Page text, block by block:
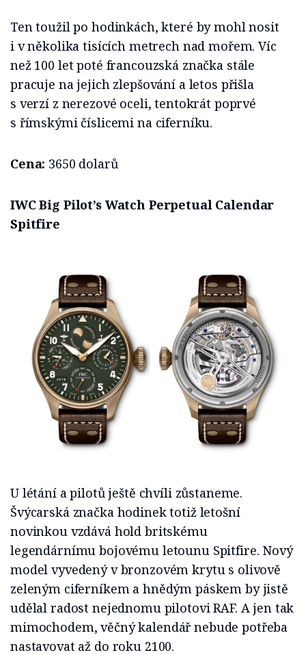
Ten toužil po hodinkách, které by mohl nosit
i v několika tisících metrech nad mořem. Víc
než 100 let poté francouzská značka stále
pracuje na jejich zlepšování a letos přišla
s verzí z nerezové oceli, tentokrát poprvé
s římskými číslicemi na ciferníku.
Cena: 3650 dolarů
IWC Big Pilot’s Watch Perpetual Calendar
Spitfire
U létání a pilotů ještě chvíli zůstaneme.
Švýcarská značka hodinek totiž letošní
novinkou vzdává hold britskému
legendárnímu bojovému letounu Spitfire. Nový
model vyvedený v bronzovém krytu s olivově
zeleným ciferníkem a hnědým páskem by jistě
udělal radost nejednomu pilotovi RAF. A jen tak
mimochodem, věčný kalendář nebude potřeba
nastavovat až do roku 2100.